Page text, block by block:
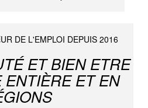
DE L'EMPLOI DEPUIS 2016
ET BIEN ETRE
ENTIÈRE ET EN